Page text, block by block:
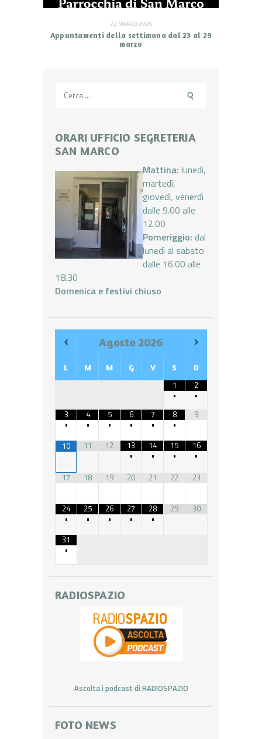
22 MARZO 2026
Appuntamenti della settimana dal 23 al 29
marzo
per:
ORARI UFFICIO SEGRETERIA
SAN MARCO
Mattina: lunedì,
martedì,
giovedì, venerdì
dalle 9.00 alle
12.00
Pomeriggio: dal
lunedì al sabato
dalle 16.00 alle
18.30
Domenica e festivi chiuso
Agosto 2026
L M M G V S D
1
•
2
•
3
•
4
•
5
•
6
•
7
•
8
•
9
10 11 12
13
•
14
•
15
•
16
•
17
18 19 20 21 22 23
24
•
25
•
26
•
27
•
28
•
29 30
31
•
RADIOSPAZIO
Ascolta i podcast di RADIOSPAZIO
FOTO NEWS